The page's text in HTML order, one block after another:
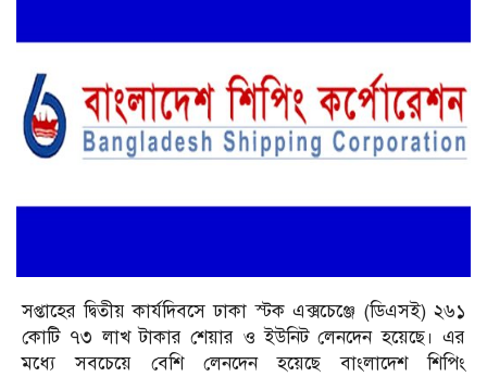
সপ্তাহের দ্বিতীয় কার্যদিবসে ঢাকা স্টক এক্সচেঞ্জে (ডিএসই) ২৬১
কোটি ৭৩ লাখ টাকার শেয়ার ও ইউনিট লেনদেন হয়েছে। এর
মধ্যে সবচেয়ে বেশি লেনদেন হয়েছে বাংলাদেশ শিপিং